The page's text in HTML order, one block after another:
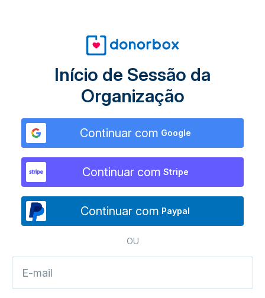
Início de Sessão da
Organização
Continuar com Google
Continuar com Stripe
Continuar com Paypal
OU